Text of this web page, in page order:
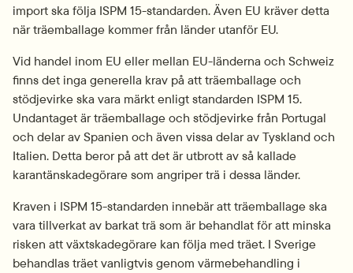
import ska följa ISPM 15-standarden. Även EU kräver detta
när träemballage kommer från länder utanför EU.
Vid handel inom EU eller mellan EU-länderna och Schweiz
finns det inga generella krav på att träemballage och
stödjevirke ska vara märkt enligt standarden ISPM 15.
Undantaget är träemballage och stödjevirke från Portugal
och delar av Spanien och även vissa delar av Tyskland och
Italien. Detta beror på att det är utbrott av så kallade
karantän­skadegörare som angriper trä i dessa länder.
Kraven i ISPM 15-standarden innebär att träemballage ska
vara tillverkat av barkat trä som är behandlat för att minska
risken att växtskadegörare kan följa med träet. I Sverige
behandlas träet vanligtvis genom värme­behandling i